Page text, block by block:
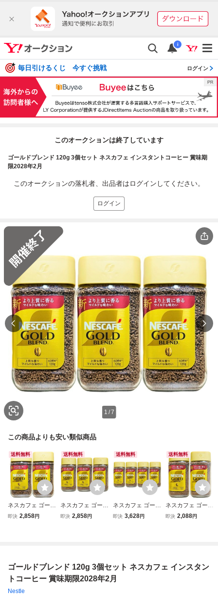
i
毎日引けるくじ 今すぐ挑戦 ログイン
このオークションは終了しています
ゴールドブレンド 120g 3個セット ネスカフェ インスタントコーヒー 賞味期
限2028年2月
このオークションの落札者、出品者はログインしてください。
ログイン
1 /7
この商品よりも安い類似商品
送料無料
ネスカフェ ゴール
ドブレンド インス
即決 2,858円
送料無料
ネスカフェ ゴール
ドブレンド インス
即決 2,858円
送料無料
ネスカフェ ゴール
ドブレンド インス
即決 3,628円
送料無料
ネスカフェ ゴール
ドブレンド インス
即決 2,088円
ゴールドブレンド 120g 3個セット ネスカフェ インスタン
トコーヒー 賞味期限2028年2月
Nestle